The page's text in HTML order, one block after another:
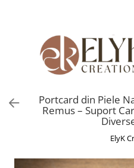
Pentru BARBATI
Portofele barbati
Pentru FEMEI
Genti femei
Rucsacuri femei
Portcard din Piele
Remus – Suport
ElyK